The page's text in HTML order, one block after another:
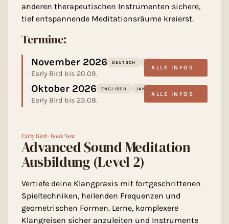
anderen therapeutischen Instrumenten sichere,
tief entspannende Meditationsräume kreierst.
Termine:
November 2026 DEUTSCH
Early Bird bis 20.09.
ALLE INFOS
Oktober 2026 ENGLISCH JANA
Early Bird bis 23.08.
ALLE INFOS
Early Bird - Book Now
Advanced Sound Meditation
Ausbildung (Level 2)
Vertiefe deine Klangpraxis mit fortgeschrittenen
Spieltechniken, heilenden Frequenzen und
geometrischen Formen. Lerne, komplexere
Klangreisen sicher anzuleiten und Instrumente